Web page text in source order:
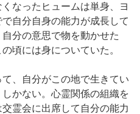
なったヒュームは単身、ヨ
自分自身の能力が成長して
分の意思で物を動かせた
頃には身についていた。
、自分がこの地で生きてい
かない。心霊関係の組織を
霊会に出席して自分の能力